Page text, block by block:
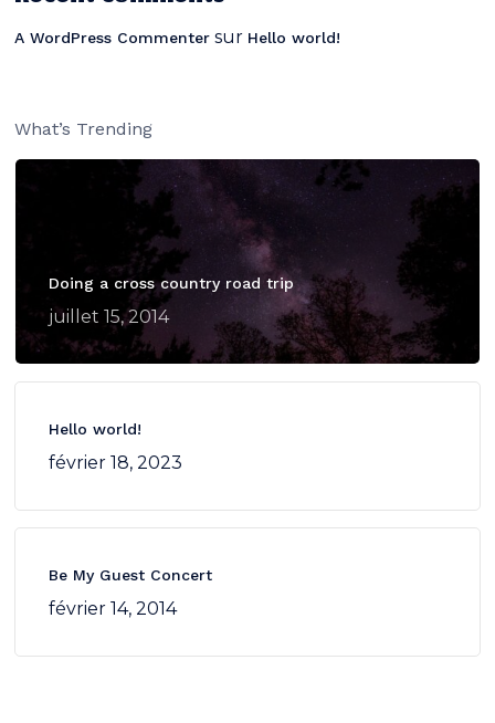
Votre panier est vide.
Go To Shop
A WordPress Commenter sur Hello world!
What’s Trending
Doing a cross country road trip
juillet 15, 2014
Hello world!
février 18, 2023
Be My Guest Concert
février 14, 2014